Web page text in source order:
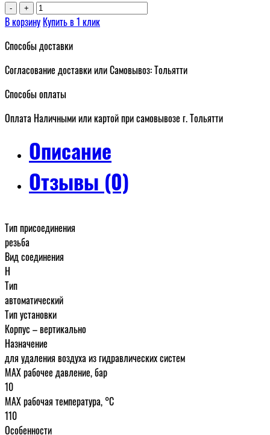
- +
В корзину Купить в 1 клик
Способы доставки
Согласование доставки или Самовывоз: Тольятти
Способы оплаты
Оплата Наличными или картой при самовывозе г. Тольятти
Описание
Отзывы (0)
Тип присоединения
резьба
Вид соединения
Н
Тип
автоматический
Тип установки
Корпус – вертикально
Назначение
для удаления воздуха из гидравлических систем
MAX рабочее давление, бар
10
MAX рабочая температура, °C
110
Особенности